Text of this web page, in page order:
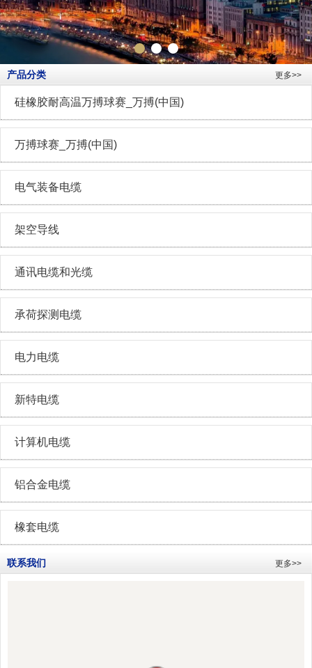
产品分类 更多>>
硅橡胶耐高温万搏球赛_万搏(中国)
万搏球赛_万搏(中国)
电气装备电缆
架空导线
通讯电缆和光缆
承荷探测电缆
电力电缆
新特电缆
计算机电缆
铝合金电缆
橡套电缆
联系我们 更多>>